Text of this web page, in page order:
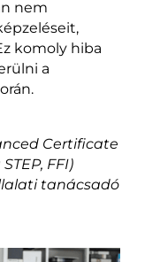
nem
komoly hiba
a
Certificate
FFI)
tanácsadó